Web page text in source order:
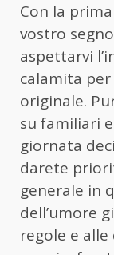
Con la
vostro
aspettarvi
calamita
originale.
su familiari
giornata
darete
generale in
dell’umore
regole e